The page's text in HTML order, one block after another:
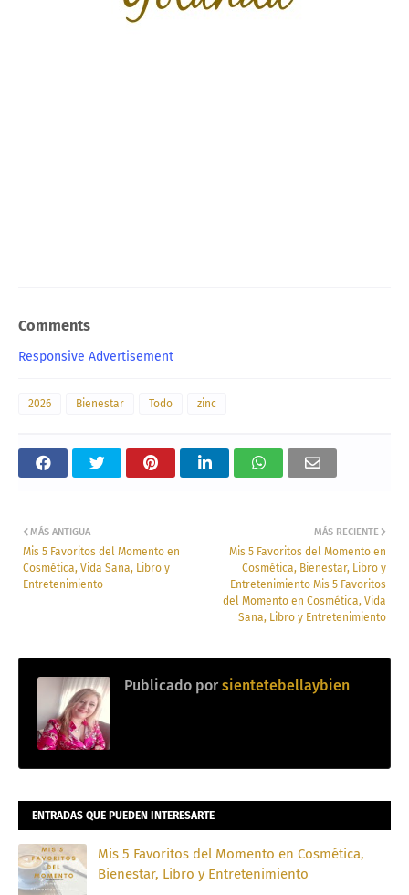
Comments
Responsive Advertisement
2026 Bienestar Todo zinc
MÁS RECIENTE
Mis 5 Favoritos del Momento en
Cosmética, Bienestar, Libro y
Entretenimiento Mis 5 Favoritos
del Momento en Cosmética, Vida
Sana, Libro y Entretenimiento
MÁS ANTIGUA
Mis 5 Favoritos del Momento en
Cosmética, Vida Sana, Libro y
Entretenimiento
Publicado por sientetebellaybien
ENTRADAS QUE PUEDEN INTERESARTE
Mis 5 Favoritos del Momento en Cosmética,
Bienestar, Libro y Entretenimiento